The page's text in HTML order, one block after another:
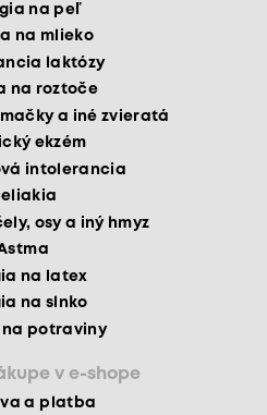
na peľ
na mlieko
laktózy
na roztoče
a iné zvieratá
ekzém
intolerancia
osy a iný hmyz
na latex
na slnko
na potraviny
v e-shope
a platba